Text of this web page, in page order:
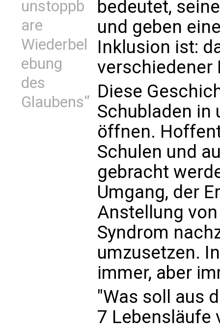
unstoppb
are
Wiederbel
ebung
des
Glaubens“
bedeutet,
und geben
Inklusion ist:
verschiedener
Diese
Schubladen in
öffnen.
Schulen und
gebracht
Umgang, der
Anstellung
Syndrom
umzusetzen.
immer, aber
"Was soll aus
7 Lebensläufe